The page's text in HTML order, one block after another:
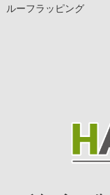
ルーフラッピング